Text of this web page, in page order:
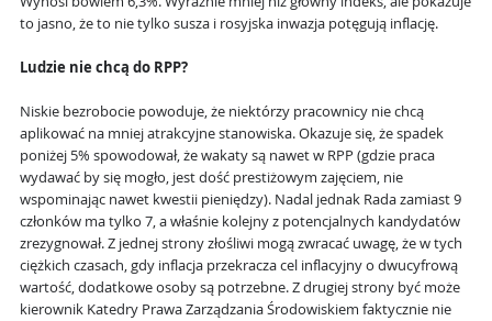
to jasno, że to nie tylko susza i rosyjska inwazja potęgują inflację.
Ludzie nie chcą do RPP?
Niskie bezrobocie powoduje, że niektórzy pracownicy nie chcą
aplikować na mniej atrakcyjne stanowiska. Okazuje się, że spadek
poniżej 5% spowodował, że wakaty są nawet w RPP (gdzie praca
wydawać by się mogło, jest dość prestiżowym zajęciem, nie
wspominając nawet kwestii pieniędzy). Nadal jednak Rada zamiast 9
członków ma tylko 7, a właśnie kolejny z potencjalnych kandydatów
zrezygnował. Z jednej strony złośliwi mogą zwracać uwagę, że w tych
ciężkich czasach, gdy inflacja przekracza cel inflacyjny o dwucyfrową
wartość, dodatkowe osoby są potrzebne. Z drugiej strony być może
kierownik Katedry Prawa Zarządzania Środowiskiem faktycznie nie